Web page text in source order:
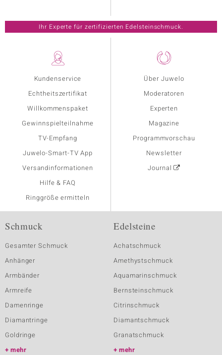
Kundenservice
Echtheitszertifikat
Willkommenspaket
Gewinnspielteilnahme
TV-Empfang
Juwelo-Smart-TV App
Versandinformationen
Hilfe & FAQ
Ringgröße ermitteln
Über Juwelo
Moderatoren
Experten
Magazine
Programmvorschau
Newsletter
Journal
Ihr Experte für zertifizierten Edelsteinschmuck.
Schmuck
Gesamter Schmuck
Anhänger
Armbänder
Armreife
Damenringe
Diamantringe
Goldringe
mehr
Edelsteine
Achatschmuck
Amethystschmuck
Aquamarinschmuck
Bernsteinschmuck
Citrinschmuck
Diamantschmuck
Granatschmuck
mehr